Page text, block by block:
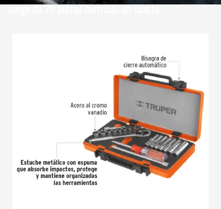
Juego de 20 piezas metricas un cuarto